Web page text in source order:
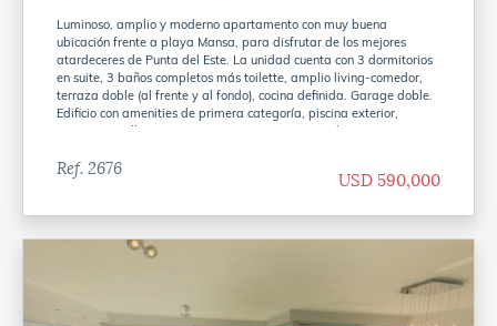
Luminoso, amplio y moderno apartamento con muy buena
ubicación frente a playa Mansa, para disfrutar de los mejores
atardeceres de Punta del Este. La unidad cuenta con 3 dormitorios
en suite, 3 baños completos más toilette, amplio living-comedor,
terraza doble (al frente y al fondo), cocina definida. Garage doble.
Edificio con amenities de primera categoría, piscina exterior,
jacuzzi, parrilleros, microcine, gimnasio, servicio de mucamas, entre
Ref. 2676
USD 590,000